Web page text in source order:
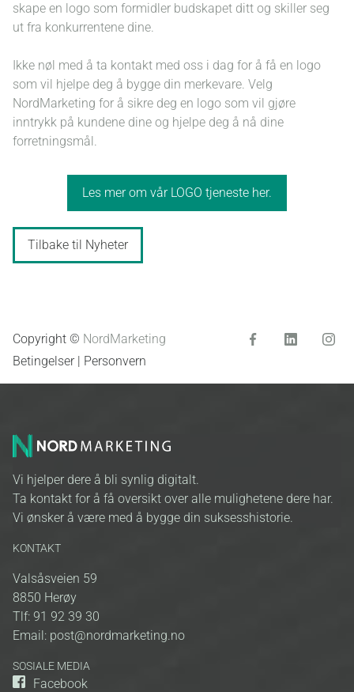
skape en logo som formidler budskapet ditt og skiller seg
ut fra konkurrentene dine.
Ikke nøl med å ta kontakt med oss i dag for å få en logo
som vil hjelpe deg å bygge din merkevare. Velg
NordMarketing for å sikre deg en logo som vil gjøre
inntrykk på kundene dine og hjelpe deg å nå dine
forretningsmål.
Les mer om vår LOGO tjeneste her.
Tilbake til Nyheter
Copyright © NordMarketing
Betingelser
Personvern
Vi hjelper dere å bli synlig digitalt.
Ta kontakt for å få oversikt over alle mulighetene dere har.
Vi ønsker å være med å bygge din suksesshistorie.
KONTAKT
Valsåsveien 59
8850 Herøy
Tlf: 91 92 39 30
Email: post@nordmarketing.no
SOSIALE MEDIA
Facebook